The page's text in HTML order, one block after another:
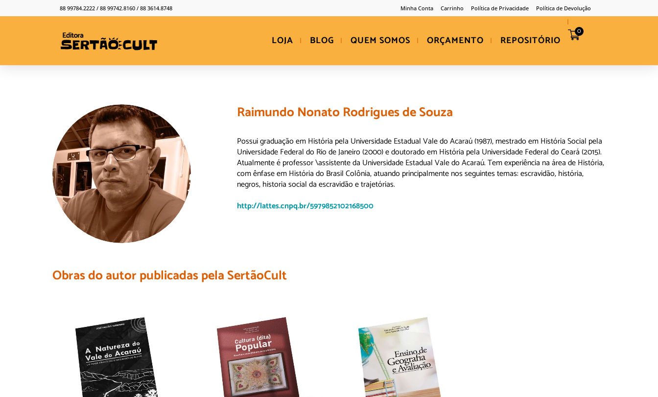
88 99784.2222 / 88 99742.8160 / 88 3614.8748 Minha Conta Carrinho Política de Privacidade Política de Devolução
LOJA BLOG QUEM SOMOS ORÇAMENTO REPOSITÓRIO
0
Raimundo Nonato Rodrigues de Souza
Possui graduação em História pela Universidade Estadual Vale do Acaraú (1987), mestrado em História Social pela
Universidade Federal do Rio de Janeiro (2000) e doutorado em História pela Universidade Federal do Ceará (2015).
Atualmente é professor \assistente da Universidade Estadual Vale do Acaraú. Tem experiência na área de História,
com ênfase em História do Brasil Colônia, atuando principalmente nos seguintes temas: escravidão, história,
negros, historia social da escravidão e trajetórias.
http://lattes.cnpq.br/5979852102168500
Obras do autor publicadas pela SertãoCult